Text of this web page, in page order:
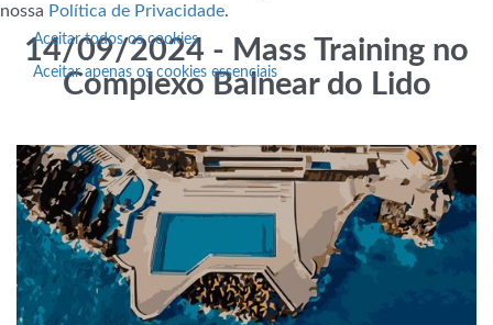
14/09/2024 - Mass Training no
Complexo Balnear do Lido
nossa Política de Privacidade.
Aceitar todos os cookies
Aceitar apenas os cookies essenciais